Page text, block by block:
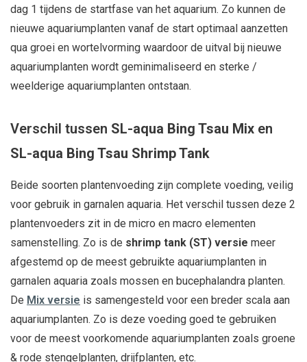
dag 1 tijdens de startfase van het aquarium. Zo kunnen de
nieuwe aquariumplanten vanaf de start optimaal aanzetten
qua groei en wortelvorming waardoor de uitval bij nieuwe
aquariumplanten wordt geminimaliseerd en sterke /
weelderige aquariumplanten ontstaan.
Verschil tussen SL-aqua Bing Tsau Mix en
SL-aqua Bing Tsau Shrimp Tank
Beide soorten plantenvoeding zijn complete voeding, veilig
voor gebruik in garnalen aquaria. Het verschil tussen deze 2
plantenvoeders zit in de micro en macro elementen
samenstelling. Zo is de shrimp tank (ST) versie meer
afgestemd op de meest gebruikte aquariumplanten in
garnalen aquaria zoals mossen en bucephalandra planten.
De Mix versie is samengesteld voor een breder scala aan
aquariumplanten. Zo is deze voeding goed te gebruiken
voor de meest voorkomende aquariumplanten zoals groene
& rode stengelplanten, drijfplanten, etc.